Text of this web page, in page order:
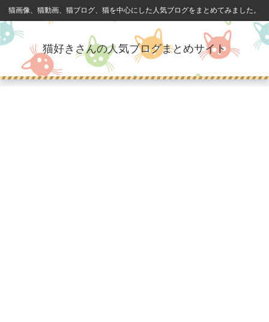
猫画像、猫動画、猫ブログ、猫を中心にした人気ブログをまとめてみました。
猫好きさんの人気ブログまとめサイト